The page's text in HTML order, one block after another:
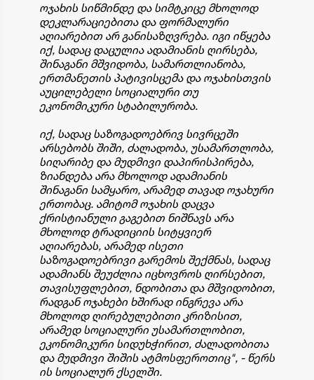
ოჯახის სიწმინდე და სიმტკიცე მხოლოდ
დეკლარაციებითა და ფორმალური
აღიარებით არ განისაზღვრება. იგი იწყება
იქ, სადაც დაცულია ადამიანის ღირსება,
შინაგანი მშვიდობა, სამართლიანობა,
ერთმანეთის პატივისცემა და ოჯახისთვის
აუცილებელი სოციალური თუ
ეკონომიკური სტაბილურობა.
იქ, სადაც საზოგადოებრივ სივრცეში
არსებობს შიში, ძალადობა, უსამართლობა,
სიღარიბე და მუდმივი დაპირისპირება,
ზიანდება არა მხოლოდ ადამიანის
შინაგანი სამყარო, არამედ თავად ოჯახური
ერთობაც. ამიტომ ოჯახის დაცვა
ქრისტიანული გაგებით ნიშნავს არა
მხოლოდ ტრადიციის სიტყვიერ
აღიარებას, არამედ ისეთი
საზოგადოებრივი გარემოს შექმნას, სადაც
ადამიანს შეუძლია იცხოვროს ღირსებით,
თავისუფლებით, ნდობითა და მშვიდობით,
რადგან ოჯახები ხშირად ინგრევა არა
მხოლოდ ღირებულებითი კრიზისით,
არამედ სოციალური უსამართლობით,
ეკონომიკური სიდუხჭირით, ძალადობითა
და მუდმივი შიშის ატმოსფეროთიც", - წერს
ის სოციალურ ქსელში.